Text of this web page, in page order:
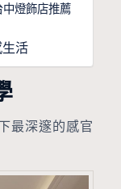
燈飾店推薦
活
最深邃的感官